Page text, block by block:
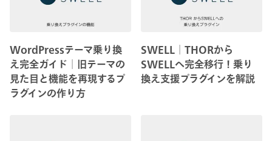
WordPressテーマ乗り換
え完全ガイド│旧テーマの
見た目と機能を再現するプ
ラグインの作り方
SWELL│THORから
SWELLへ完全移行！乗り
換え支援プラグインを解説